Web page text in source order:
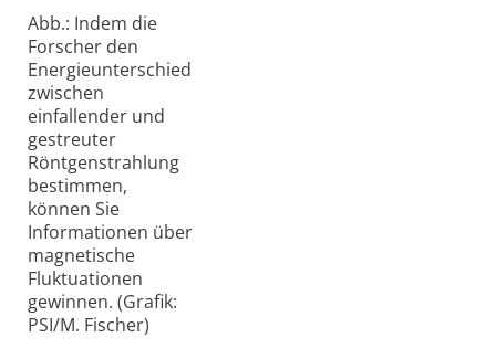
Abb.: Indem die
Forscher den
Energieunterschied
zwischen
einfallender und
gestreuter
Röntgenstrahlung
bestimmen,
können Sie
Informationen über
magnetische
Fluktuationen
gewinnen. (Grafik:
PSI/M. Fischer)